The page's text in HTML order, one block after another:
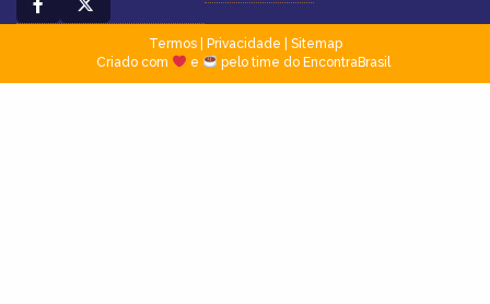
Termos| Privacidade
Sitemap
Criado com
e pelo time do EncontraBrasil